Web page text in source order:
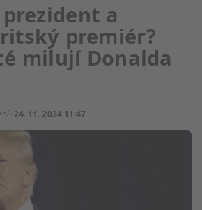
a
premiér?
milují Donalda
24. 11. 2024 11:47